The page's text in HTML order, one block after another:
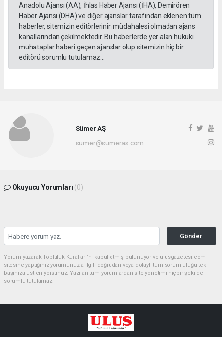
Anadolu Ajansı (AA), İhlas Haber Ajansı (İHA), Demirören
Haber Ajansı (DHA) ve diğer ajanslar tarafından eklenen tüm
haberler, sitemizin editörlerinin müdahalesi olmadan ajans
kanallarından çekilmektedir. Bu haberlerde yer alan hukuki
muhataplar haberi geçen ajanslar olup sitemizin hiç bir
editörü sorumlu tutulamaz...
Sümer AŞ
sumer@sumeras.com
Okuyucu Yorumları (0)
Gönder
Yorum yazarak Topluluk Kuralları’nı kabul etmiş bulunuyor ve ulusgazetesi.com
sitesine yaptığınız yorumunuzla ilgili doğrudan veya dolaylı tüm sorumluluğu tek
başınıza üstleniyorsunuz. Yazılan tüm yorumlardan site yönetimi hiçbir şekilde
sorumlu tutulamaz.